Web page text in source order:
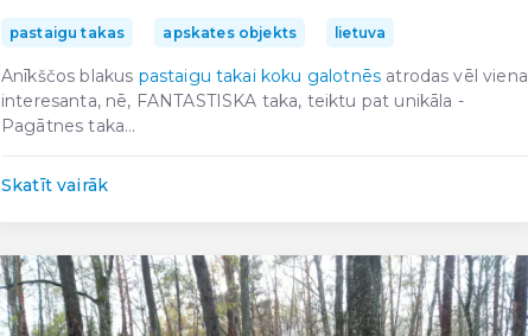
pastaigu takas apskates objekts lietuva
Anīkščos blakus pastaigu takai koku galotnēs atrodas vēl viena
interesanta, nē, FANTASTISKA taka, teiktu pat unikāla -
Pagātnes taka...
Skatīt vairāk